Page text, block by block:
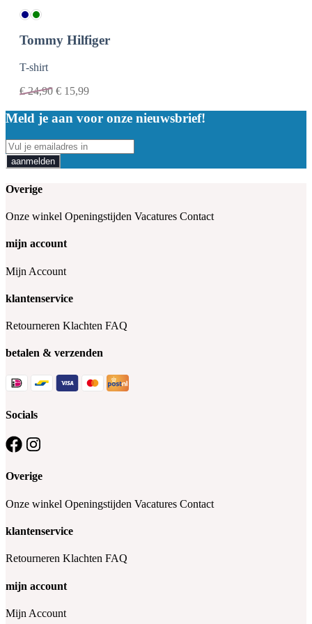
Tommy Hilfiger
T-shirt
€24,90 € 15,99
Meld je aan voor onze nieuwsbrief!
aanmelden
Overige
Onze winkel Openingstijden Vacatures Contact
mijn account
Mijn Account
klantenservice
Retourneren Klachten FAQ
betalen & verzenden
Socials
Overige
Onze winkel Openingstijden Vacatures Contact
klantenservice
Retourneren Klachten FAQ
mijn account
Mijn Account